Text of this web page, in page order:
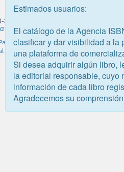
terapia
Digital S.P.A.
Estimados usuarios:
El catálogo de la Agencia
clasificar y dar visibilidad a la
una plataforma de
Si desea adquirir algún libro,
la editorial responsable, cuyo
información de cada libro
Agradecemos su